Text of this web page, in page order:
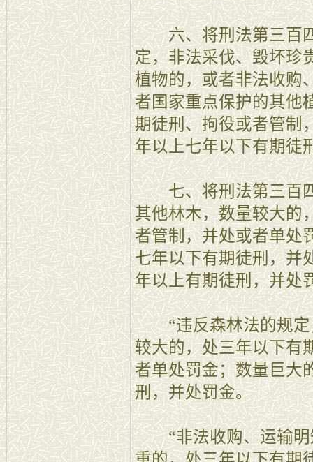
六、将刑法第三百四
定，非法采伐、毁坏珍
植物的，或者非法收购
者国家重点保护的其他
期徒刑、拘役或者管制
年以上七年以下有期
七、将刑法第三百四
其他林木，数量较大的
者管制，并处或者单处
七年以下有期徒刑，并
年以上有期徒刑，并处
“违反森林法的规定
较大的，处三年以下有
者单处罚金；数量巨大
刑，并处罚金。
“非法收购、运输明